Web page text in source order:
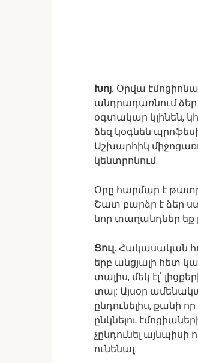
Խոյ. Օրվա
անդրադառնում
օգտակար կլինեն,
ձեզ կօգնեն
Աշխարհիկ
կենտրոնում:
Օրը հարմար է
Շատ բարձր է ձեր
նոր տաղանդներ եք
Ցուլ. Հակասական
երբ անցյալի հետ
տալիս, մեկ էլ՝
տալ: Այսօր
ընդունելիս, քանի
ընկնելու
չընդունել
ունենալ: